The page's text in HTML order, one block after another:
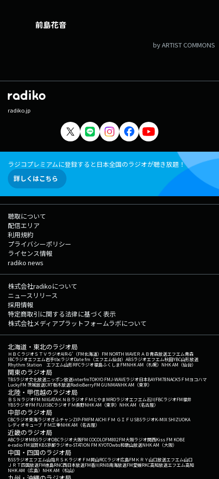
前島花音
by ARTIST COMMONS
radiko.jp
ラジコプレミアムに登録すると日本全国のラジオが聴き放題！
詳しくはこちら
聴取について
配信エリア
利用規約
プライバシーポリシー
ライセンス情報
radiko news
株式会社radikoについて
ニュースリリース
採用情報
特定商取引に関する法律に基づく表示
株式会社メディアプラットフォームラボについて
北海道・東北のラジオ局
ＨＢＣラジオＳＴＶラジオAIR-G'（FM北海道） FM NORTH WAVEＲＡＢ青森放送エフエム青森
IBCラジオエフエム岩手tbcラジオDate fm（エフエム仙台） ABSラジオエフエム秋田YBC山形放送
Rhythm Station エフエム山形RFCラジオ福島ふくしまFMNHK AM（札幌） NHK AM（仙台）
関東のラジオ局
TBSラジオ文化放送ニッポン放送interfmTOKYO FMJ-WAVEラジオ日本BAYFM78NACK5 ＦＭヨコハマ
LuckyFM 茨城放送CRT栃木放送RadioBerryFM GUNMANHK AM（東京）
北陸・甲信越のラジオ局
ＢＳＮラジオFM NIIGATAＫＮＢラジオ ＦＭとやまMROラジオエフエム石川FBCラジオFM福井
YBSラジオFM FUJISBCラジオ ＦＭ長野NHK AM（東京） NHK AM（名古屋）
中部のラジオ局
CBCラジオ東海ラジオぎふチャンZIP-FMFM AICHI ＦＭ ＧＩＦＵ SBSラジオK-MIX SHIZUOKA
レディオキューブ ＦＭ三重NHK AM（名古屋）
近畿のラジオ局
ABCラジオMBSラジオOBCラジオ大阪FM COCOLOFM802FM大阪ラジオ関西Kiss FM KOBE
e-radio FM滋賀KBS京都ラジオα-STATION FM KYOTOwbs和歌山放送NHK AM（大阪）
中国・四国のラジオ局
BSSラジオエフエム山陰ＲＳＫラジオ ＦＭ岡山RCCラジオ広島FM ＫＲＹ山口放送エフエム山口
ＪＲＴ四国放送FM徳島RNC西日本放送FM香川RNB南海放送FM愛媛RKC高知放送エフエム高知
NHK AM（広島） NHK AM（松山）